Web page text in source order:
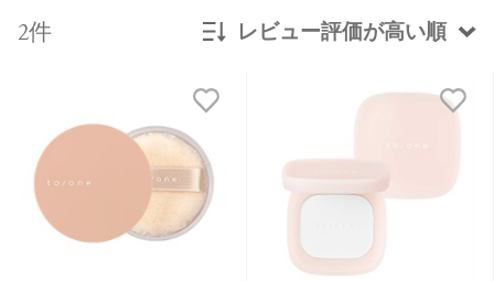
2件 レビュー評価が高い順
価格が安い
レビューが多い順